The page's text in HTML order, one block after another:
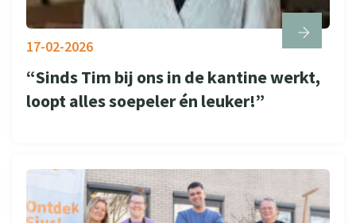
“Sinds Tim bij ons in de kantine werkt,
loopt alles soepeler én leuker!”
17-02-2026